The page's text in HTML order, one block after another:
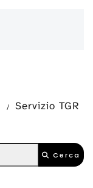
Servizio TGR
Cerca